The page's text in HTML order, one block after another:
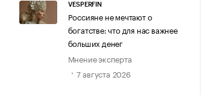
VESPERFIN
Россияне не мечтают о
богатстве: что для нас важнее
больших денег
Мнение эксперта
7 августа 2026